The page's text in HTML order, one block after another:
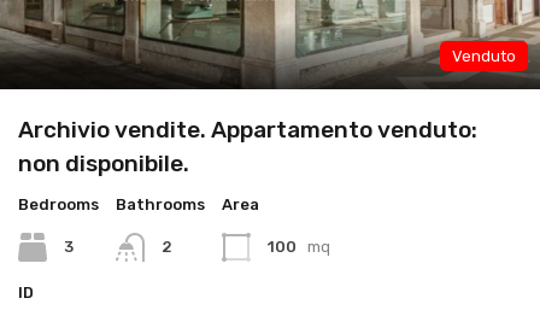
Venduto
Archivio vendite. Appartamento venduto:
non disponibile.
Bedrooms
3
Bathrooms
2
Area
100 mq
ID